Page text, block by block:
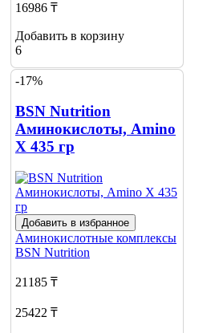
16986 ₸
Добавить в корзину
6
-17%
BSN Nutrition
Аминокислоты, Amino
X 435 гр
Добавить в избранное
Аминокислотные комплексы
BSN Nutrition
21185 ₸
25422 ₸